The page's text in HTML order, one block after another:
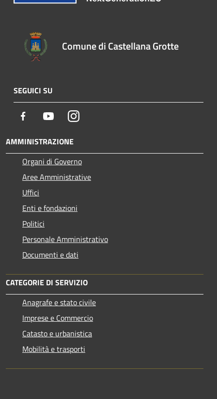
Comune di Castellana Grotte
SEGUICI SU
Facebook YoutubeInstagram
AMMINISTRAZIONE
Organi di Governo
Aree Amministrative
Uffici
Enti e fondazioni
Politici
Personale Amministrativo
Documenti e dati
CATEGORIE DI SERVIZIO
Anagrafe e stato civile
Imprese e Commercio
Catasto e urbanistica
Mobilità e trasporti